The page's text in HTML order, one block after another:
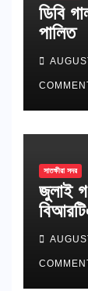
ডিবি
পালিত
সাতক্ষীরা সদর
জুলাই